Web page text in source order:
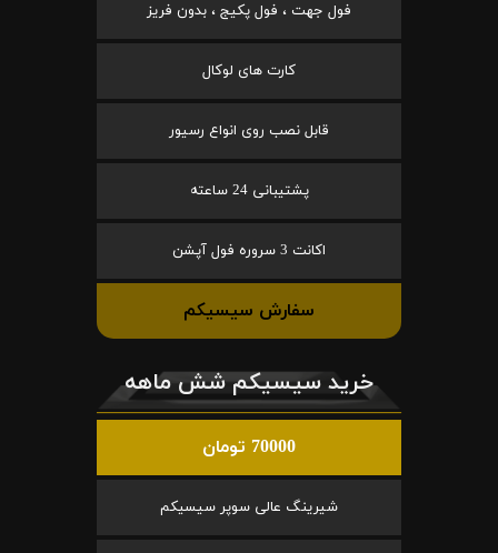
فول جهت ، فول پکیج ، بدون فریز
کارت های لوکال
قابل نصب روی انواع رسیور
پشتیبانی 24 ساعته
اکانت 3 سروره فول آپشن
سفارش سیسیکم
خرید سیسیکم شش ماهه
70000 تومان
شیرینگ عالی سوپر سیسیکم